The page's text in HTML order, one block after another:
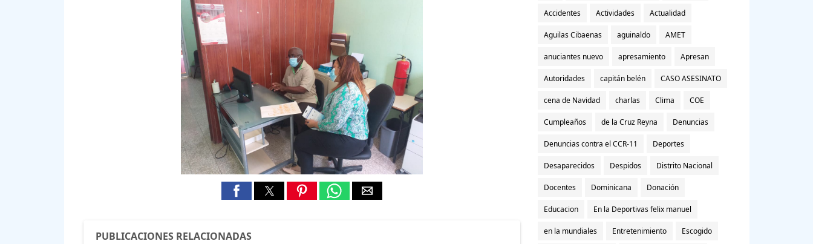
PUBLICACIONES RELACIONADAS
Accidentes Actividades Actualidad
Aguilas Cibaenas aguinaldo AMET
anuciantes nuevo apresamiento Apresan
Autoridades capitán belén CASO ASESINATO
cena de Navidad charlas Clima COE
Cumpleaños de la Cruz Reyna Denuncias
Denuncias contra el CCR-11 Deportes
Desaparecidos Despidos Distrito Nacional
Docentes Dominicana Donación
Educacion En la Deportivas felix manuel
en la mundiales Entretenimiento Escogido